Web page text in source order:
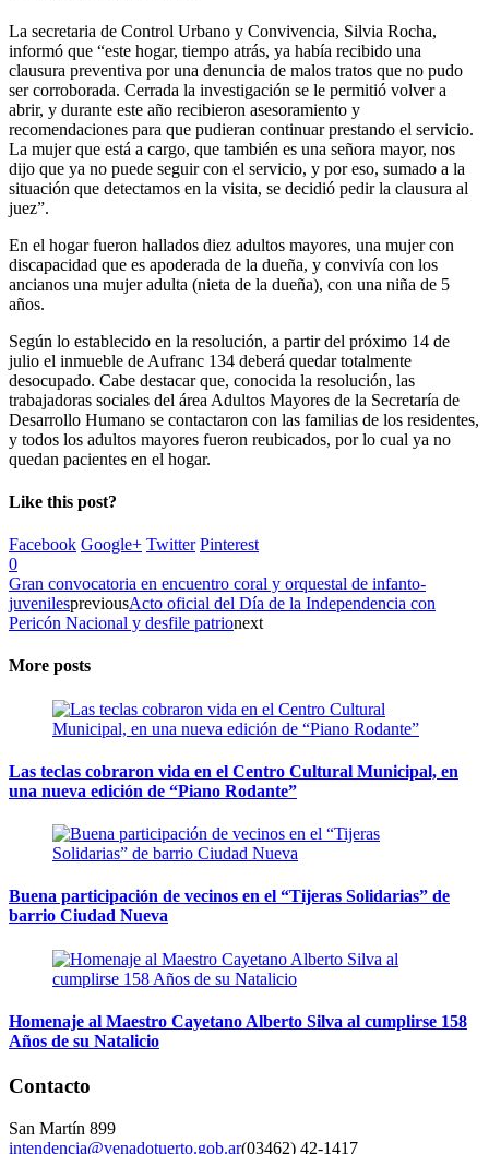
La secretaria de Control Urbano y Convivencia, Silvia Rocha,
informó que “este hogar, tiempo atrás, ya había recibido una
clausura preventiva por una denuncia de malos tratos que no pudo
ser corroborada. Cerrada la investigación se le permitió volver a
abrir, y durante este año recibieron asesoramiento y
recomendaciones para que pudieran continuar prestando el servicio.
La mujer que está a cargo, que también es una señora mayor, nos
dijo que ya no puede seguir con el servicio, y por eso, sumado a la
situación que detectamos en la visita, se decidió pedir la clausura al
juez”.
En el hogar fueron hallados diez adultos mayores, una mujer con
discapacidad que es apoderada de la dueña, y convivía con los
ancianos una mujer adulta (nieta de la dueña), con una niña de 5
años.
Según lo establecido en la resolución, a partir del próximo 14 de
julio el inmueble de Aufranc 134 deberá quedar totalmente
desocupado. Cabe destacar que, conocida la resolución, las
trabajadoras sociales del área Adultos Mayores de la Secretaría de
Desarrollo Humano se contactaron con las familias de los residentes,
y todos los adultos mayores fueron reubicados, por lo cual ya no
quedan pacientes en el hogar.
Like this post?
Facebook Google+ Twitter Pinterest
0
Gran convocatoria en encuentro coral y orquestal de infanto-
juvenilespreviousActo oficial del Día de la Independencia con
Pericón Nacional y desfile patrionext
More posts
Las teclas cobraron vida en el Centro Cultural Municipal, en
una nueva edición de “Piano Rodante”
Buena participación de vecinos en el “Tijeras Solidarias” de
barrio Ciudad Nueva
Homenaje al Maestro Cayetano Alberto Silva al cumplirse 158
Años de su Natalicio
Contacto
San Martín 899
intendencia@venadotuerto.gob.ar(03462) 42-1417